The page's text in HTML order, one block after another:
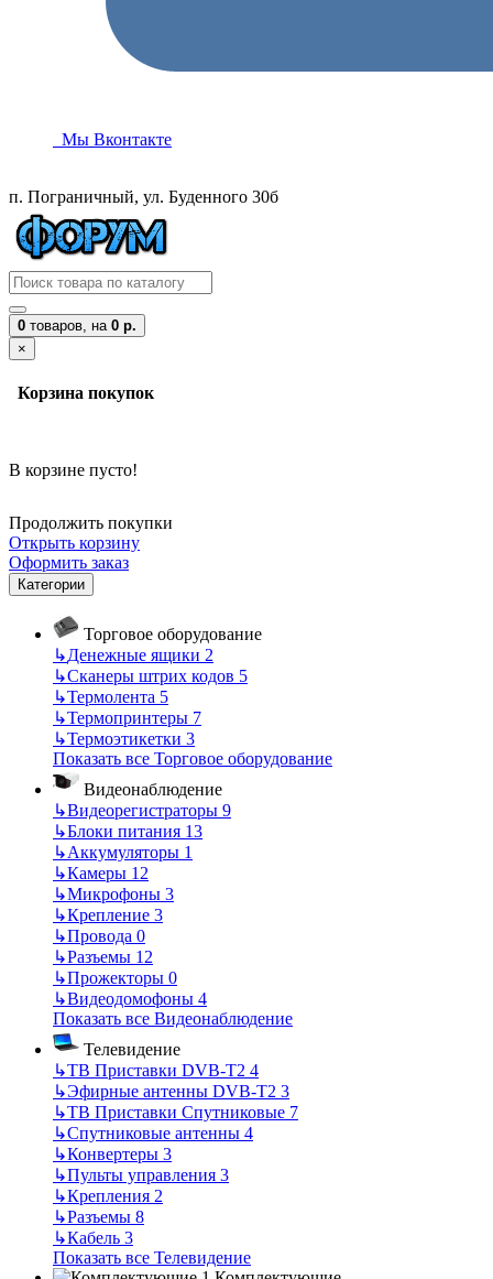
Мы Вконтакте
п. Пограничный, ул. Буденного 30б
0 товаров, на 0 р.
×
Корзина покупок
В корзине пусто!
Продолжить покупки
Открыть корзину
Оформить заказ
Категории
Торговое оборудование
↳Денежные ящики 2
↳Сканеры штрих кодов 5
↳Термолента 5
↳Термопринтеры 7
↳Термоэтикетки 3
Показать все Торговое оборудование
Видеонаблюдение
↳Видеорегистраторы 9
↳Блоки питания 13
↳Аккумуляторы 1
↳Камеры 12
↳Микрофоны 3
↳Крепление 3
↳Провода 0
↳Разъемы 12
↳Прожекторы 0
↳Видеодомофоны 4
Показать все Видеонаблюдение
Телевидение
↳ТВ Приставки DVB-T2 4
↳Эфирные антенны DVB-T2 3
↳ТВ Приставки Спутниковые 7
↳Спутниковые антенны 4
↳Конвертеры 3
↳Пульты управления 3
↳Крепления 2
↳Разъемы 8
↳Кабель 3
Показать все Телевидение